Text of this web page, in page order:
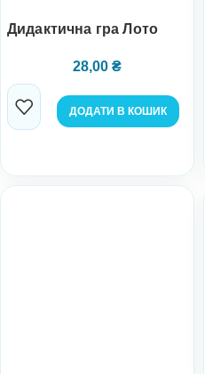
Дидактична гра Лото
28,00 ₴
ДОДАТИ В КОШИК